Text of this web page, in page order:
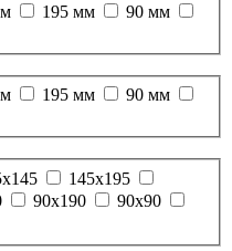
195 мм
90 мм
195 мм
90 мм
145х195
90х190
90х90